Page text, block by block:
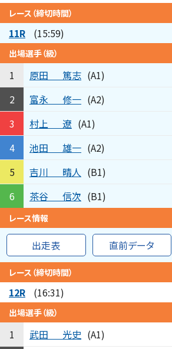
レース（締切時間）
11R (15:59)
出場選手（級）
1 原田 篤志 (A1)
2
富永 修一 (A2)
3
村上 遼 (A1)
4
池田 雄一 (A2)
5
吉川 晴人 (B1)
6
茶谷 信次 (B1)
レース情報
出走表 直前データ
レース（締切時間）
12R (16:31)
出場選手（級）
1 武田 光史 (A1)